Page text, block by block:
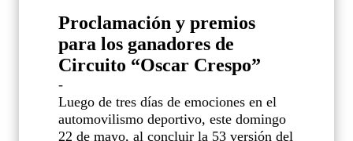
Proclamación y premios
para los ganadores de
Circuito “Oscar Crespo”
-
Luego de tres días de emociones en el
automovilismo deportivo, este domingo
22 de mayo, al concluir la 53 versión del